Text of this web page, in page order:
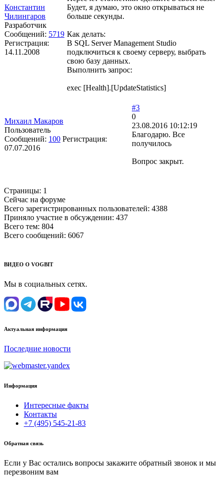
Константин
Чилингаров
Разработчик
Сообщений: 5719
Регистрация:
14.11.2008
Будет, я думаю, это окно открываться не
больше секунды.
Как делать:
В SQL Server Management Studio
подключиться к своему серверу, выбрать
свою базу данных.
Выполнить запрос:
exec [Health].[UpdateStatistics]
Михаил Макаров
Пользователь
Сообщений: 100 Регистрация:
07.07.2016
#3
0
23.08.2016 10:12:19
Благодарю. Все
получилось
Вопрос закрыт.
Страницы: 1
Сейчас на форуме
Всего зарегистрированных пользователей: 4388
Приняло участие в обсуждении: 437
Всего тем: 804
Всего сообщений: 6067
ВИДЕО О VOGBIT
Мы в социальных сетях.
Актуальная информация
Последние новости
Информация
Интересные факты
Контакты
+7 (495) 545-21-83
Обратная связь
Если у Вас остались вопросы закажите обратный звонок и мы
перезвоним вам